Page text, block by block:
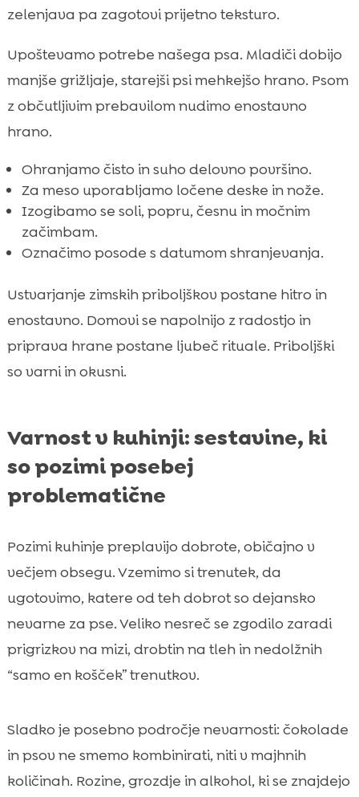
zelenjava pa zagotovi prijetno teksturo.
Upoštevamo potrebe našega psa. Mladiči dobijo
manjše grižljaje, starejši psi mehkejšo hrano. Psom
z občutljivim prebavilom nudimo enostavno
hrano.
Ohranjamo čisto in suho delovno površino.
Za meso uporabljamo ločene deske in nože.
Izogibamo se soli, popru, česnu in močnim
začimbam.
Označimo posode s datumom shranjevanja.
Ustvarjanje zimskih priboljškov postane hitro in
enostavno. Domovi se napolnijo z radostjo in
priprava hrane postane ljubeč rituale. Priboljški
so varni in okusni.
Varnost v kuhinji: sestavine, ki
so pozimi posebej
problematične
Pozimi kuhinje preplavijo dobrote, običajno v
večjem obsegu. Vzemimo si trenutek, da
ugotovimo, katere od teh dobrot so dejansko
nevarne za pse. Veliko nesreč se zgodilo zaradi
prigrizkov na mizi, drobtin na tleh in nedolžnih
“samo en košček” trenutkov.
Sladko je posebno področje nevarnosti: čokolade
in psov ne smemo kombinirati, niti v majhnih
količinah. Rozine, grozdje in alkohol, ki se znajdejo